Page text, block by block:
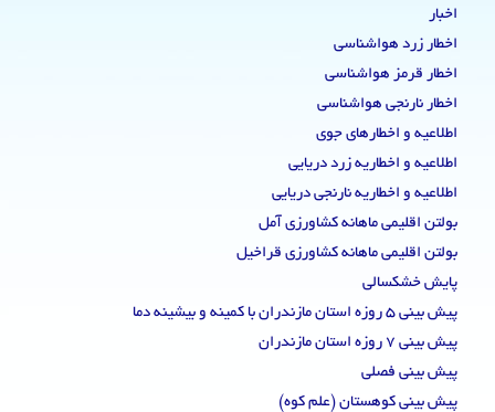
اخبار
اخطار زرد هواشناسی
اخطار قرمز هواشناسی
اخطار نارنجی هواشناسی
اطلاعیه و اخطارهای جوی
اطلاعیه و اخطاریه زرد دریایی
اطلاعیه و اخطاریه نارنجی دریایی
بولتن اقلیمی ماهانه کشاورزی آمل
بولتن اقلیمی ماهانه کشاورزی قراخیل
پایش خشکسالی
پیش بینی 5 روزه استان مازندران با کمینه و بیشینه دما
پیش بینی 7 روزه استان مازندران
پیش بینی فصلی
پیش بینی کوهستان (علم کوه)